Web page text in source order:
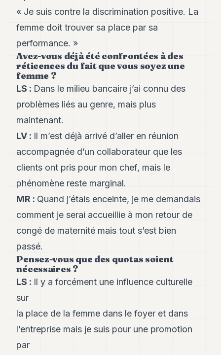
POLITIQUE
IMMOBILIER
PRIVATE
EQUITY
SPORT
ENTREPRISES
ASSOCIATIONS
CONTACT
S'ABONNER
FR
« Je suis contre la discrimination positive. La
femme doit trouver sa place par sa
performance. »
Avez-vous déjà été confrontées à des
réticences du fait que vous soyez une
femme ?
LS : Dans le milieu bancaire j’ai connu des
problèmes liés au genre, mais plus
maintenant.
LV : Il m’est déjà arrivé d’aller en réunion
accompagnée d’un collaborateur que les
clients ont pris pour mon chef, mais le
phénomène reste marginal.
MR : Quand j’étais enceinte, je me demandais
comment je serai accueillie à mon retour de
congé de maternité mais tout s’est bien
passé.
Pensez-vous que des quotas soient
nécessaires ?
LS : Il y a forcément une influence culturelle
sur
la place de la femme dans le foyer et dans
l’entreprise mais je suis pour une promotion
par